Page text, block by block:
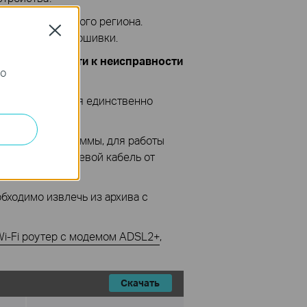
для другого региона.
версию прошивки.
привести к неисправности
это является единственно
все программы, для работы
сетевой кабель от
извлечь из архива с
Fi роутер с модемом ADSL2+,
Скачать
Close